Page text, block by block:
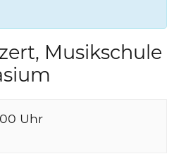
Musikschule
Uhr